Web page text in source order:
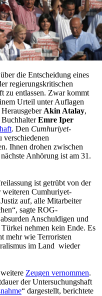
die Entscheidung eines
regierungskritischen
zu entlassen. Zwar kommt
Urteil unter Auflagen
HerausgeberAkin Atalay,
BuchhalterEmre Iper
. Den Cumhuriyet-
verschiedenen
Ihnen drohen zwischen
Anhörung ist am 31.
ist getrübt von der
weiteren Cumhuriyet-
auf, alle Mitarbeiter
sagte ROG-
Anschuldigen und
nehmen kein Ende. Es
mehr wie Terroristen
im Land wieder
Zeugen vernommen.
der Untersuchungshaft
“ dargestellt, berichtete